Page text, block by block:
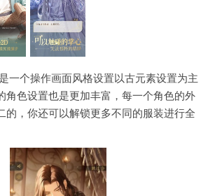
一个操作画面风格设置以古元素设置为主
角色设置也是更加丰富，每一个角色的外
的，你还可以解锁更多不同的服装进行全